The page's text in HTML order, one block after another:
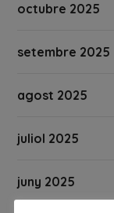
octubre 2025
setembre 2025
agost 2025
juliol 2025
juny 2025